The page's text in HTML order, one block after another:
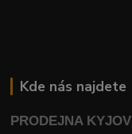
Kde nás najdete
PRODEJNA KYJOV